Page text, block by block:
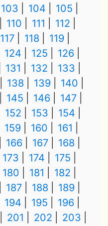
103 104
105
110 111
112
117 118
119
124 125
126
131 132
133
138 139
140
145 146
147
152 153
154
159 160
161
166 167
168
173 174
175
180 181
182
187 188
189
194 195
196
201 202
203